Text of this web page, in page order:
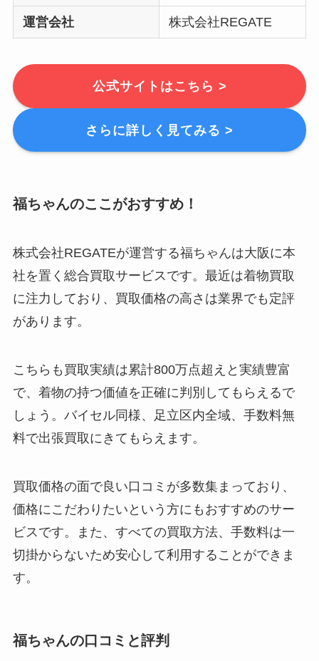
運営会社 株式会社REGATE
公式サイトはこちら >
さらに詳しく見てみる >
福ちゃんのここがおすすめ！
株式会社REGATEが運営する福ちゃんは大阪に本
社を置く総合買取サービスです。最近は着物買取
に注力しており、買取価格の高さは業界でも定評
があります。
こちらも買取実績は累計800万点超えと実績豊富
で、着物の持つ価値を正確に判別してもらえるで
しょう。バイセル同様、足立区内全域、手数料無
料で出張買取にきてもらえます。
買取価格の面で良い口コミが多数集まっており、
価格にこだわりたいという方にもおすすめのサー
ビスです。また、すべての買取方法、手数料は一
切掛からないため安心して利用することができま
す。
福ちゃんの口コミと評判